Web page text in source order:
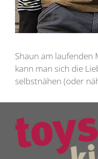
Shaun am laufenden
kann man sich die
selbstnähen (oder